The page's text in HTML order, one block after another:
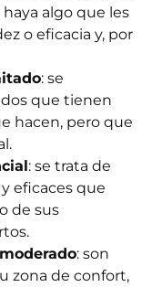
algo que les
o eficacia y, por
: se
que tienen
hacen, pero que
: se trata de
eficaces que
de sus
: son
zona de confort,